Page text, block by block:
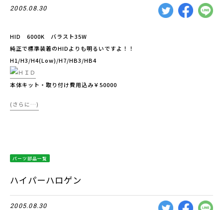
2005.08.30
HID 6000K バラスト35W
純正で標準装着のHIDよりも明るいですよ！！
H1/H3/H4(Low)/H7/HB3/HB4
本体キット・取り付け費用込み￥50000
(さらに…)
パーツ部品一覧
ハイパーハロゲン
2005.08.30